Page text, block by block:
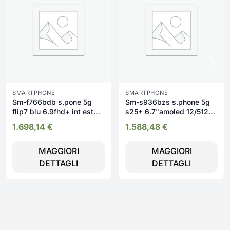
SMARTPHONE
Sm-f766bdb s.pone 5g
flip7 blu 6.9fhd+ int est
1.698,14 €
MAGGIORI
DETTAGLI
SMARTPHONE
Sm-s936bzs s.phone 5g
s25+ 6.7"amoled 12/512gb
1.588,48 €
MAGGIORI
DETTAGLI